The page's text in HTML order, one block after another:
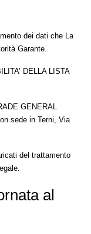
dei dati che La
Garante.
DELLA LISTA
GENERAL
sede in Terni, Via
del trattamento
al